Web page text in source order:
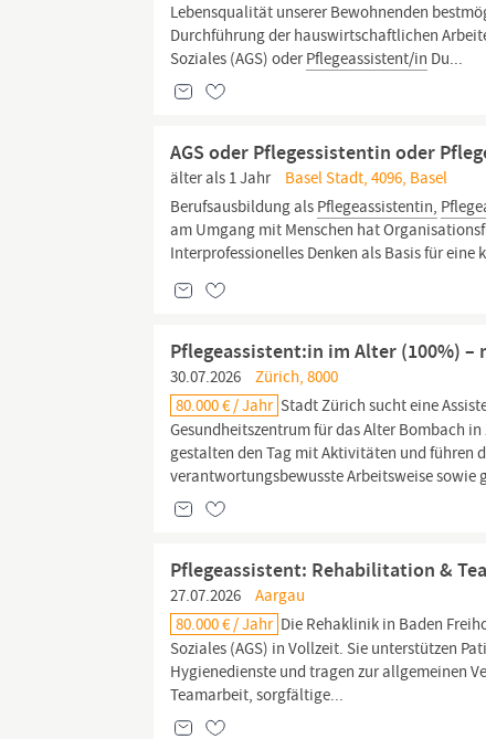
Lebensqualität unserer Bewohnenden
Durchführung der hauswirtschaftlichen
Soziales (AGS) oderPflegeassistent/in Du...
AGS oder Pflegessistentin oder
älter als 1 Jahr
Basel Stadt, 4096, Basel
Berufsausbildung als Pflegeassistentin,
am Umgang mit Menschen hat
Interprofessionelles Denken als Basis für
Pflegeassistent:in im Alter (100%) –
30.07.2026
Zürich, 8000
80.000 € / Jahr Stadt Zürich sucht eine
Gesundheitszentrum für das Alter Bombach
gestalten den Tag mit Aktivitäten und führen
verantwortungsbewusste Arbeitsweise sowie
Pflegeassistent: Rehabilitation &
27.07.2026
Aargau
80.000 € / Jahr Die Rehaklinik in Baden
Soziales (AGS) in Vollzeit. Sie unterstützen
Hygienedienste und tragen zur allgemeinen
Teamarbeit, sorgfältige...